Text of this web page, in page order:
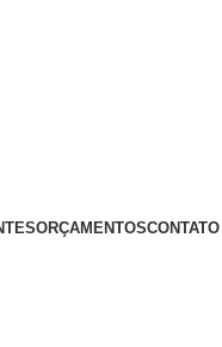
ORÇAMENTOSCONTATO